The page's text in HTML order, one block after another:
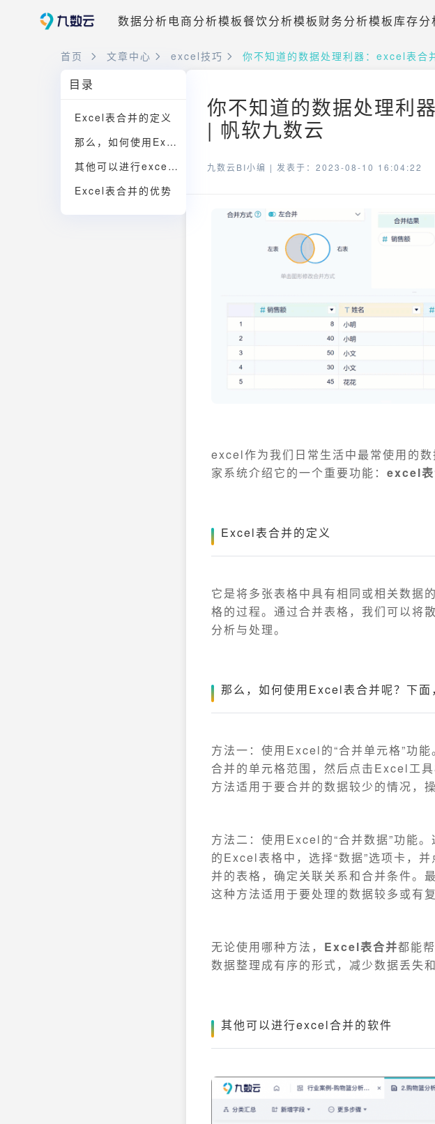
数据分析电商分析模板餐饮分析模板财务分析模板库存分
首页 文章中心 excel技巧 你不知道的数据处理利器：excel表
目录
Excel表合并的定义
那么，如何使用Excel表合并呢？下面，我将为大家介绍两种常用的方法。
其他可以进行excel合并的软件
Excel表合并的优势
你不知道的数据处理
| 帆软九数云
九数云BI小编 | 发表于：2023-08-10 16:04:22
excel作为我们日常生活中最常使用的
家系统介绍它的一个重要功能： excel表
Excel表合并的定义
它是将多张表格中具有相同或相关数据
格的过程。通过合并表格，我们可以将
分析与处理。
那么，如何使用Excel表合并呢？下面
方法一：使用Excel的“合并单元格”功
合并的单元格范围，然后点击Excel工
方法适用于要合并的数据较少的情况，
方法二：使用Excel的“合并数据”功能
的Excel表格中，选择“数据”选项卡，
并的表格，确定关联关系和合并条件。
这种方法适用于要处理的数据较多或有
无论使用哪种方法， Excel表合并都能
数据整理成有序的形式，减少数据丢失
其他可以进行excel合并的软件